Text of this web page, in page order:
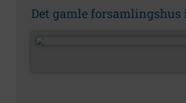
Det gamle